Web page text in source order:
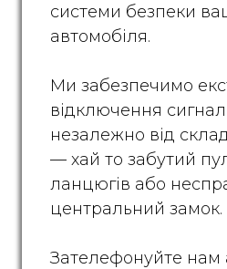
системи безпеки
автомобіля.
Ми забезпечимо
відключення
незалежно від
— хай то забутий
ланцюгів або
центральний замок.
Зателефонуйте нам